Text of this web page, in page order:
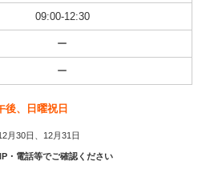
09:00-12:30
ー
ー
後、日曜祝日
月30日、12月31日
・電話等でご確認ください